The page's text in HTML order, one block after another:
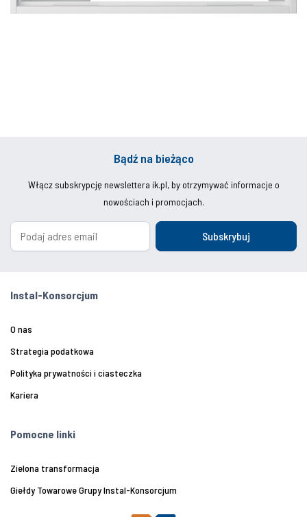
Bądź na bieżąco
Włącz subskrypcję newslettera ik.pl, by otrzymywać informacje o
nowościach i promocjach.
Subskrybuj
Instal-Konsorcjum
O nas
Strategia podatkowa
Polityka prywatności i ciasteczka
Kariera
Pomocne linki
Zielona transformacja
Giełdy Towarowe Grupy Instal-Konsorcjum